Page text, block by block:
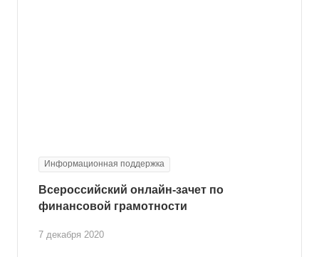
Информационная поддержка
7 декабря 2020
Всероссийский онлайн-зачет по
финансовой грамотности